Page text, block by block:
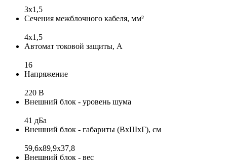
3x1,5
Сечения межблочного кабеля, мм²
4х1,5
Автомат токовой защиты, А
16
Напряжение
220 В
Внешний блок - уровень шума
41 дБа
Внешний блок - габариты (ВхШхГ), см
59,6х89,9х37,8
Внешний блок - вес